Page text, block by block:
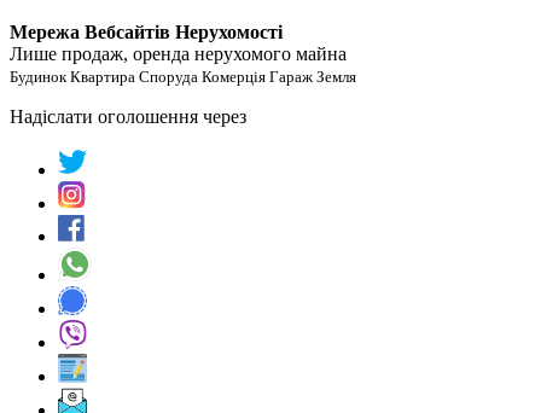
Мережа Вебсайтів Нерухомості
Лише продаж, оренда нерухомого майна
Будинок Квартира Споруда Комерція Гараж Земля
Надіслати оголошення через